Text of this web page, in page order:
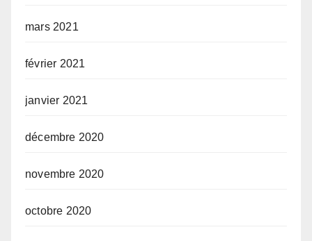
mars 2021
février 2021
janvier 2021
décembre 2020
novembre 2020
octobre 2020